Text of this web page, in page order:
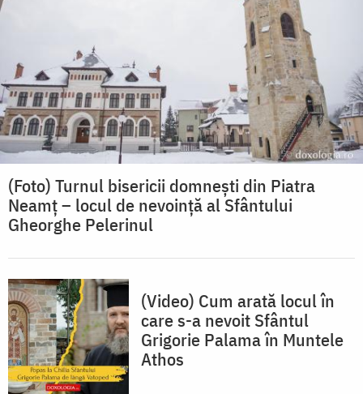
(Foto) Turnul bisericii domnești din Piatra
Neamț – locul de nevoință al Sfântului
Gheorghe Pelerinul
(Video) Cum arată locul în
care s-a nevoit Sfântul
Grigorie Palama în Muntele
Athos